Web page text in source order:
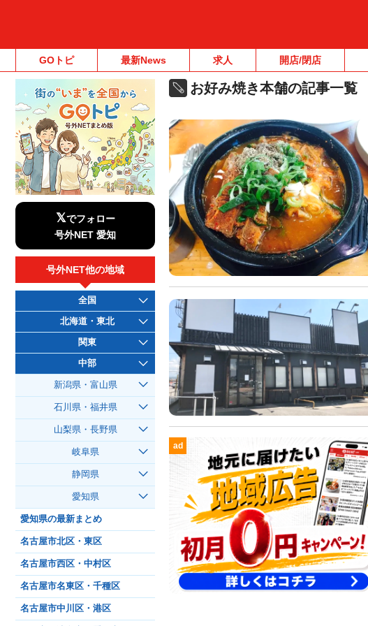
GOトピ 最新News 求人 開店/閉店
お好み焼き本舗の記事一覧
ad
𝕏でフォロー
号外NET 愛知
号外NET他の地域
全国
北海道・東北
関東
中部
新潟県・富山県
石川県・福井県
山梨県・長野県
岐阜県
静岡県
愛知県
愛知県の最新まとめ
名古屋市北区・東区
名古屋市西区・中村区
名古屋市名東区・千種区
名古屋市中川区・港区